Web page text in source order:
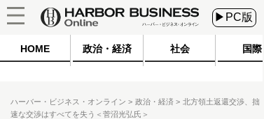
▶PC版
HOME 政治・経済 社会 国際
ハーバー・ビジネス・オンライン 政治・経済
北方領土返還交渉、拙
速な交渉はすべてを失う＜菅沼光弘氏＞